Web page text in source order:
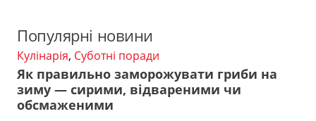
Популярні новини
Кулінарія, Суботні поради
Як правильно заморожувати гриби на
зиму — сирими, відвареними чи
обсмаженими